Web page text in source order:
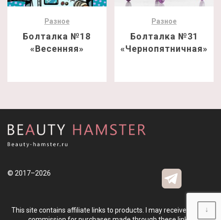
Разное
Болталка №18
«Весенняя»
Разное
Болталка №31
«Чернопятничная»
© 2017–2026
This site contains affiliate links to products. I may receive a small↓